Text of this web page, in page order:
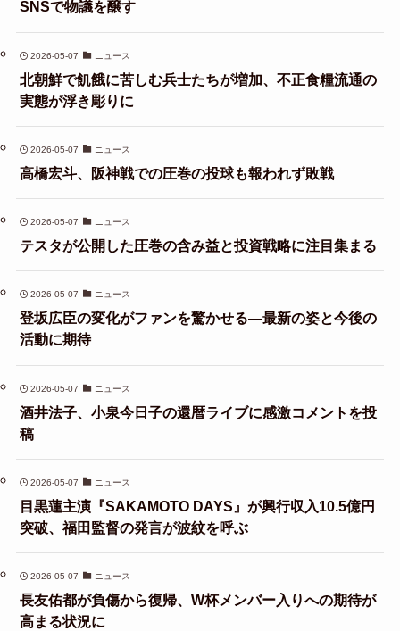
SNSで物議を醸す
2026-05-07 ニュース
北朝鮮で飢餓に苦しむ兵士たちが増加、不正食糧流通の
実態が浮き彫りに
2026-05-07 ニュース
高橋宏斗、阪神戦での圧巻の投球も報われず敗戦
2026-05-07 ニュース
テスタが公開した圧巻の含み益と投資戦略に注目集まる
2026-05-07 ニュース
登坂広臣の変化がファンを驚かせる—最新の姿と今後の
活動に期待
2026-05-07 ニュース
酒井法子、小泉今日子の還暦ライブに感激コメントを投
稿
2026-05-07 ニュース
目黒蓮主演『SAKAMOTO DAYS』が興行収入10.5億円
突破、福田監督の発言が波紋を呼ぶ
2026-05-07 ニュース
長友佑都が負傷から復帰、W杯メンバー入りへの期待が
高まる状況に